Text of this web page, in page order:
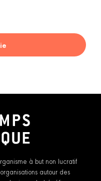
à but non lucratif
autour des